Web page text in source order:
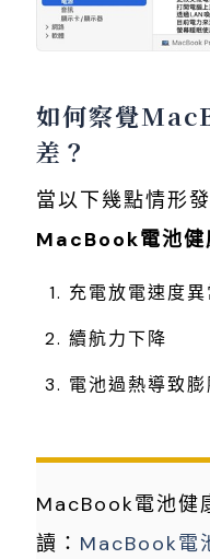
如何察覺
差？
當以下幾點情形
MacBook電池健
充電放電速度異
續航力下降
電池過熱導致膨
MacBook電池健
讀： MacBook電